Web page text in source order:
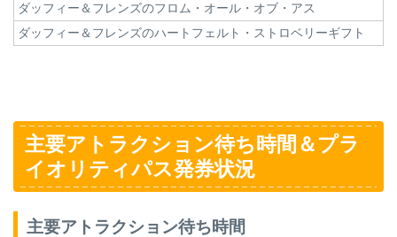
ダッフィー＆フレンズのフロム・オール・オブ・アス
ダッフィー＆フレンズのハートフェルト・ストロベリーギフト
主要アトラクション待ち時間＆プラ
イオリティパス発券状況
主要アトラクション待ち時間